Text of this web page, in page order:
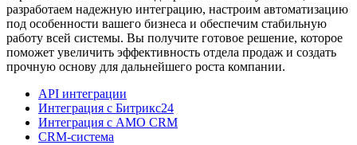
разработаем надежную интеграцию, настроим автоматизацию
под особенности вашего бизнеса и обеспечим стабильную
работу всей системы. Вы получите готовое решение, которое
поможет увеличить эффективность отдела продаж и создать
прочную основу для дальнейшего роста компании.
API интеграции
Интеграция с Битрикс24
Интеграция с АМО CRM
CRM-система